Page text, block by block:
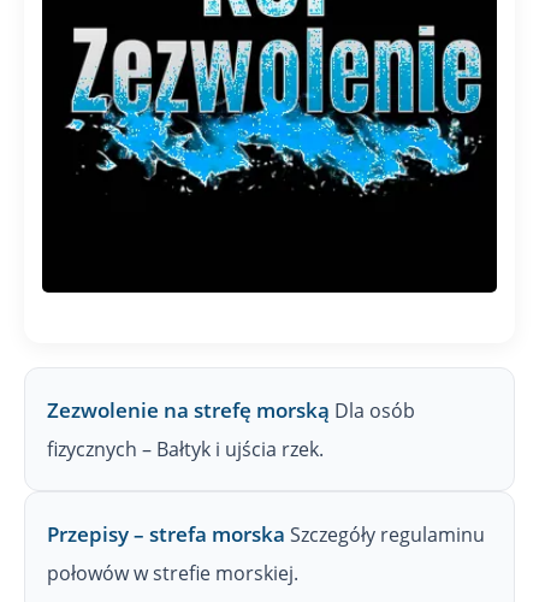
Zezwolenie na strefę morską Dla osób
fizycznych – Bałtyk i ujścia rzek.
Przepisy – strefa morska Szczegóły regulaminu
połowów w strefie morskiej.